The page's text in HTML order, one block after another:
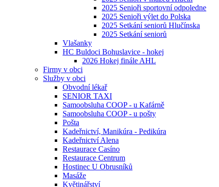
2025 Senioři sportovní odpoledne
2025 Senioři výlet do Polska
2025 Setkání seniorů Hlučínska
2025 Setkání seniorů
Vlašanky
HC Buldoci Bohuslavice - hokej
2026 Hokej finále AHL
Firmy v obci
Služby v obci
Obvodní lékař
SENIOR TAXI
Samoobsluha COOP - u Kafárně
Samoobsluha COOP - u pošty
Pošta
Kadeřnictví, Manikúra - Pedikúra
Kadeřnictví Alena
Restaurace Casíno
Restaurace Centrum
Hostinec U Obrusníků
Masáže
Květinářství